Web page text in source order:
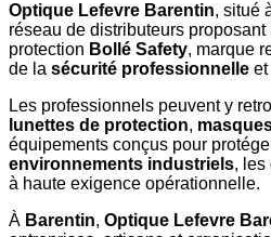
Optique Lefevre Barentin, situé
réseau de distributeurs
protection Bollé Safety, marque
de la sécurité professionnelle et
Les professionnels peuvent y
lunettes de protection,
équipements conçus pour
environnements industriels, les
à haute exigence opérationnelle.
À Barentin, Optique Lefevre